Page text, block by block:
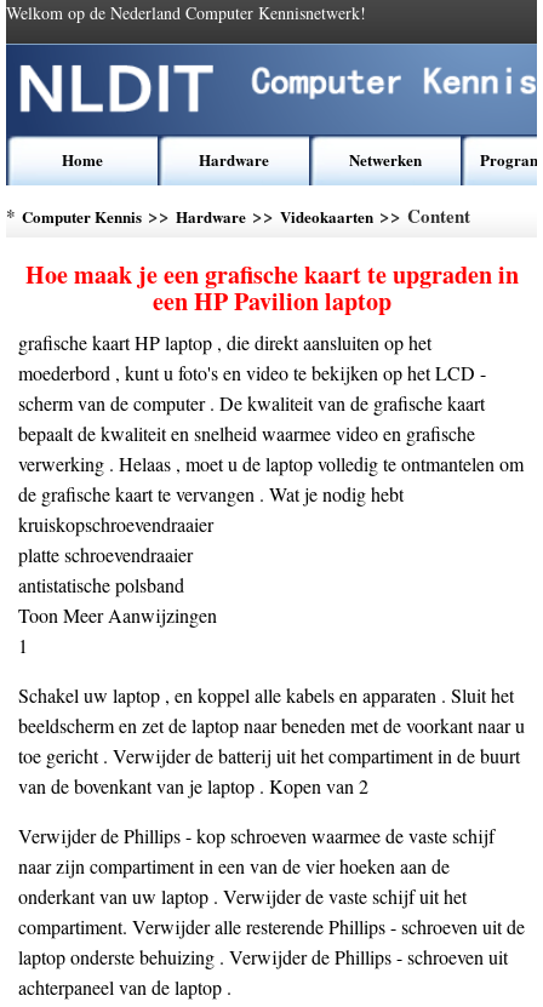
Welkom op de Nederland Computer Kennisnetwerk!
Home Hardware Netwerken
* Computer Kennis >> Hardware >> Videokaarten >> Content
Hoe maak je een grafische kaart te upgraden in
een HP Pavilion laptop
grafische kaart HP laptop , die direkt aansluiten op het
moederbord , kunt u foto's en video te bekijken op het LCD -
scherm van de computer . De kwaliteit van de grafische kaart
bepaalt de kwaliteit en snelheid waarmee video en grafische
verwerking . Helaas , moet u de laptop volledig te ontmantelen om
de grafische kaart te vervangen . Wat je nodig hebt
kruiskopschroevendraaier
platte schroevendraaier
antistatische polsband
Toon Meer Aanwijzingen
1
Schakel uw laptop , en koppel alle kabels en apparaten . Sluit het
beeldscherm en zet de laptop naar beneden met de voorkant naar u
toe gericht . Verwijder de batterij uit het compartiment in de buurt
van de bovenkant van je laptop . Kopen van 2
Verwijder de Phillips - kop schroeven waarmee de vaste schijf
naar zijn compartiment in een van de vier hoeken aan de
onderkant van uw laptop . Verwijder de vaste schijf uit het
compartiment. Verwijder alle resterende Phillips - schroeven uit de
laptop onderste behuizing . Verwijder de Phillips - schroeven uit
achterpaneel van de laptop .